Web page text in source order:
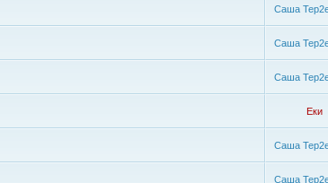
Саша
Саша
Саша
Еки
Саша
Саша